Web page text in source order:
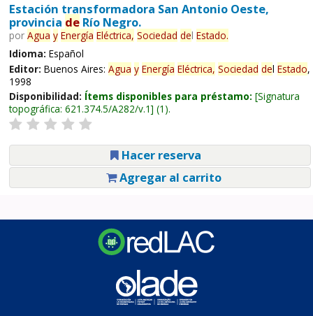
Estación transformadora San Antonio Oeste,
provincia deRío Negro.
por Agua y Energía Eléctrica, Sociedad del Estado.
Idioma: Español
Editor: Buenos Aires: Agua y Energía Eléctrica, Sociedad del Estado,
1998
Disponibilidad: Ítems disponibles para préstamo: Signatura
topográfica: 621.374.5/A282/v.1 (1).
Hacer reserva
Agregar al carrito